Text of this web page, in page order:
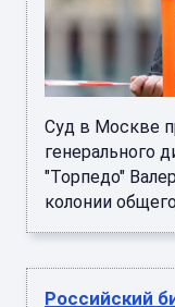
Суд в Москве
генерального
"Торпедо"
колонии
Российский